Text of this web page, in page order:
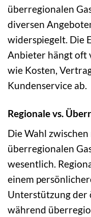
überregionalen
diversen
widerspiegelt. Die
Anbieter hängt oft
wie Kosten,
Kundenservice ab.
Regionale vs.
Die Wahl
überregionalen
wesentlich.
einem
Unterstützung
während